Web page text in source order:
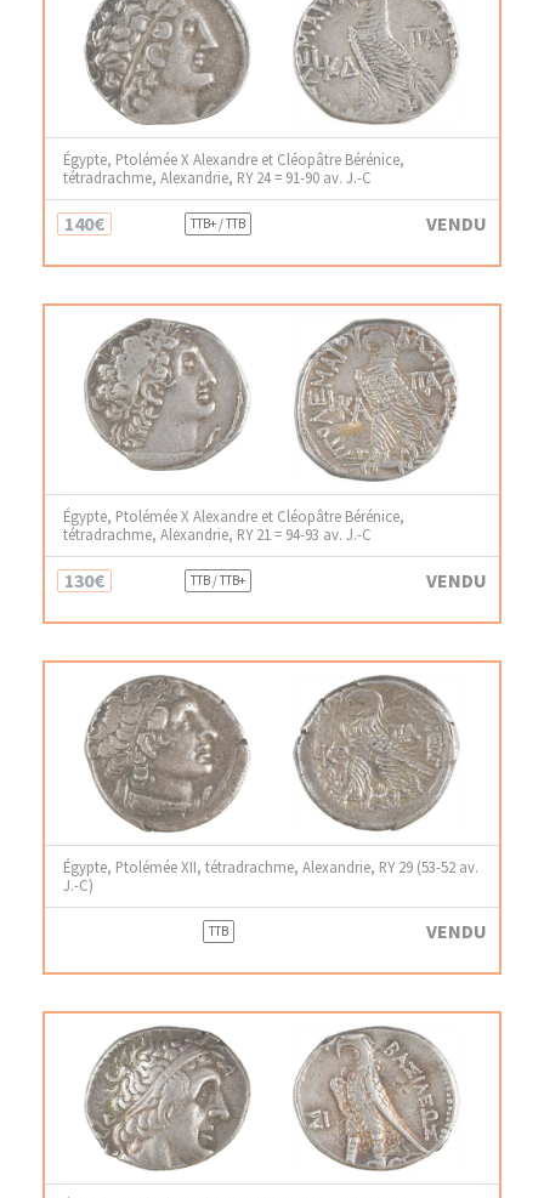
Égypte, Ptolémée X Alexandre et Cléopâtre Bérénice,
tétradrachme, Alexandrie, RY 24 = 91-90 av. J.-C
140€ TTB+ / TTB VENDU
Égypte, Ptolémée X Alexandre et Cléopâtre Bérénice,
tétradrachme, Alexandrie, RY 21 = 94-93 av. J.-C
130€ TTB / TTB+ VENDU
Égypte, Ptolémée XII, tétradrachme, Alexandrie, RY 29 (53-52 av.
J.-C)
TTB VENDU